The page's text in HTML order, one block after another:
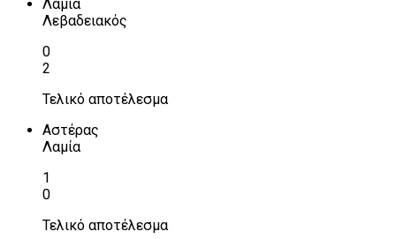
Λαμία
Λεβαδειακός
0
2
Τελικό αποτέλεσμα
Αστέρας
Λαμία
1
0
Τελικό αποτέλεσμα